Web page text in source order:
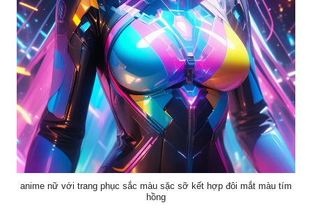
anime nữ với trang phục sắc màu sặc sỡ kết hợp đôi mắt màu tím
hồng